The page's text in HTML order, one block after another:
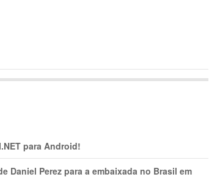
para Android!
Daniel Perez para a embaixada no Brasil em